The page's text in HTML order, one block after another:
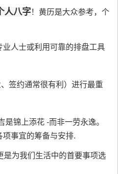
人八字！黄历是大众参考，个
人士或利用可靠的排盘工具
签约通常很有利）进行最重
锦上添花 -而非一劳永逸。
事宜的筹备与安排.
是为我们生活中的首要事项选